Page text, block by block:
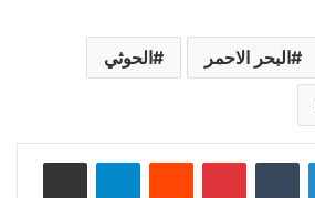
البحر الاحمر الحوثي
لينكدإن بينتيريست